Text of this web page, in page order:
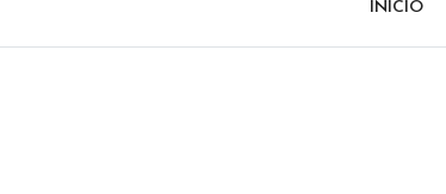
INICIO